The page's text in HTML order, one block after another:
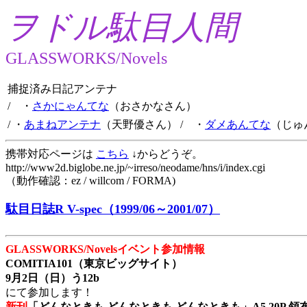
ヲドル駄目人間
GLASSWORKS/Novels
捕捉済み日記アンテナ
/ ・ さかにゃんてな （おさかなさん）
/ ・ あまねアンテナ （天野優さん） / ・ ダメあんてな （じ
携帯対応ページは こちら ↓からどうぞ。
http://www2d.biglobe.ne.jp/~irreso/neodame/hns/i/index.cgi
（動作確認：ez / willcom / FORMA)
駄目日誌R V-spec（1999/06～2001/07）
GLASSWORKS/Novelsイベント参加情報
COMITIA101（東京ビッグサイト）
9月2日（日）う12b
にて参加します！